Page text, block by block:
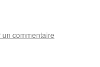
un commentaire